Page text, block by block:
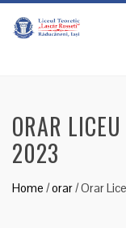
ORAR
2023
Home /orar/Orar